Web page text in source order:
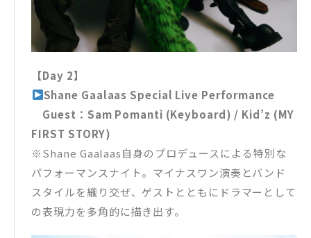
【Day 2】
Shane Gaalaas Special Live Performance
Guest：Sam Pomanti (Keyboard) / Kid’z (MY
FIRST STORY)
※Shane Gaalaas自身のプロデュースによる特別な
パフォーマンスナイト。マイナスワン演奏とバンド
スタイルを織り交ぜ、ゲストとともにドラマーとして
の表現力を多角的に描き出す。